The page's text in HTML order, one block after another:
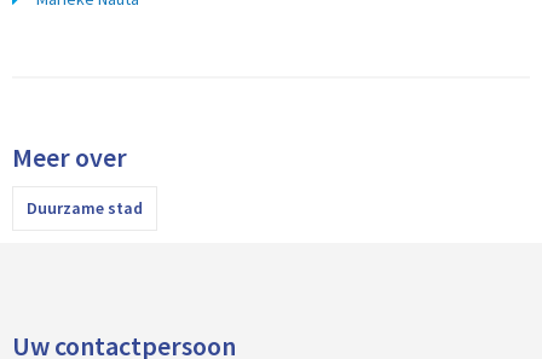
Meer over
Duurzame stad
Uw contactpersoon